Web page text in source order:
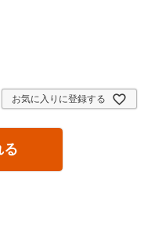
お気に入りに登録する
る